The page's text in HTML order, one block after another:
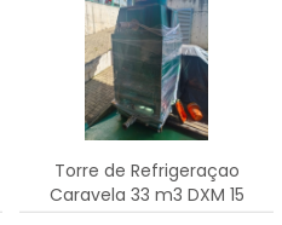
Torre de Refrigeraçao
Caravela 33 m3 DXM 15